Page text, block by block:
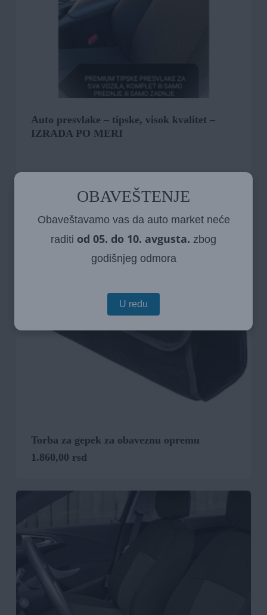
Auto presvlake – tipske, visok kvalitet –
IZRADA PO MERI
Torba za gepek za obaveznu opremu
1.860,00 rsd
OBAVEŠTENJE
Obaveštavamo vas da auto market neće
raditi od 05. do 10. avgusta. zbog
godišnjeg odmora
U redu